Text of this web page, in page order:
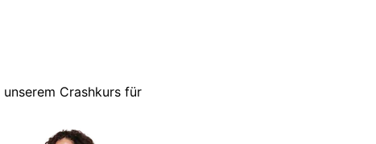
Crashkurs für